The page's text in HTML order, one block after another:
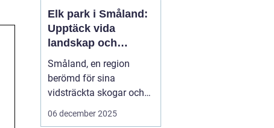
Elk park i Småland:
Upptäck vida
landskap och
majestätiska älgar
Småland, en region
berömd för sina
vidsträckta skogar och
glittrande sjöar, har mer
06 december 2025